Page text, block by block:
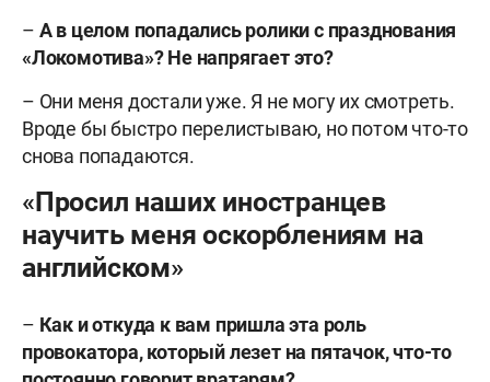
– А в целом попадались ролики с празднования
«Локомотива»? Не напрягает это?
– Они меня достали уже. Я не могу их смотреть.
Вроде бы быстро перелистываю, но потом что-то
снова попадаются.
«Просил наших иностранцев
научить меня оскорблениям на
английском»
– Как и откуда к вам пришла эта роль
провокатора, который лезет на пятачок, что-то